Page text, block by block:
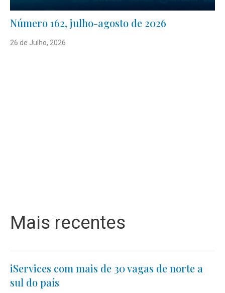
Número 162, julho-agosto de 2026
26 de Julho, 2026
Mais recentes
iServices com mais de 30 vagas de norte a
sul do país